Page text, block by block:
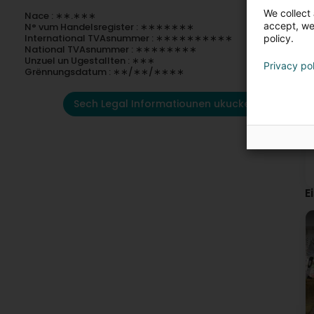
Nace : ∗∗.∗∗∗
N° vum Handelsregister : ∗∗∗∗∗∗∗
International TVAsnummer : ∗∗∗∗∗∗∗∗∗∗
National TVAsnummer : ∗∗∗∗∗∗∗∗
Unzuel un Ugestallten : ∗∗∗
Grënnungsdatum : ∗∗/∗∗/∗∗∗∗
Sech Legal Informatiounen ukucken
We
accept,
policy.
Privacy